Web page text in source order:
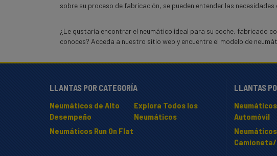
sobre su proceso de fabricación, se pueden entender las
¿Le gustaría encontrar el neumático ideal para su coche, fabricado
conoces? Acceda a nuestro sitio web y encuentre el modelo de
LLANTAS POR CATEGORÍA
Neumáticos de Alto
Desempeño
Neumáticos Run On Flat
Explora Todos los
Neumáticos
LLANTAS
Automóvil